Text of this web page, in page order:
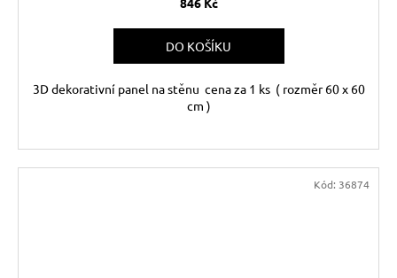
DO KOŠÍKU
3D dekorativní panel na stěnu cena za 1 ks ( rozměr 60 x 60
cm )
Kód: 36874